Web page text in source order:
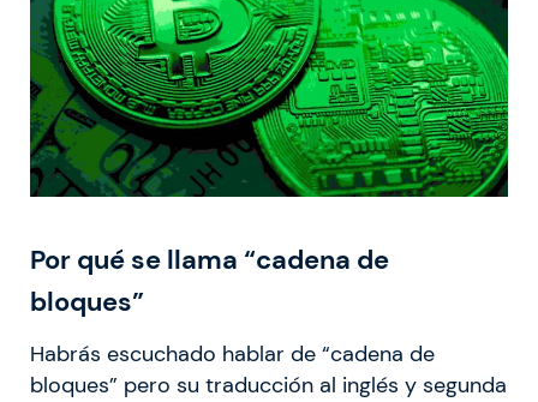
Por qué se llama “cadena de
bloques”
Habrás escuchado hablar de “cadena de
bloques” pero su traducción al inglés y segunda